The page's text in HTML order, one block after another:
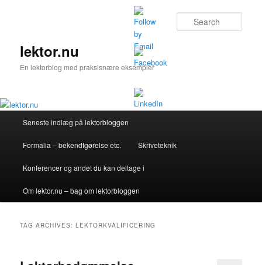
lektor.nu
En lektorblog med praksisnære eksempler
Seneste indlæg på lektorbloggen
Formalia – bekendtgørelse etc. Skriveteknik
Konferencer og andet du kan deltage i
Om lektor.nu – bag om lektorbloggen
TAG ARCHIVES:LEKTORKVALIFICERING